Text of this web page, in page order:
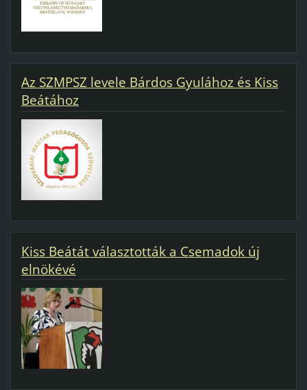
Az SZMPSZ levele Bárdos Gyulához és Kiss
Beátához
Kiss Beátát választották a Csemadok új
elnökévé